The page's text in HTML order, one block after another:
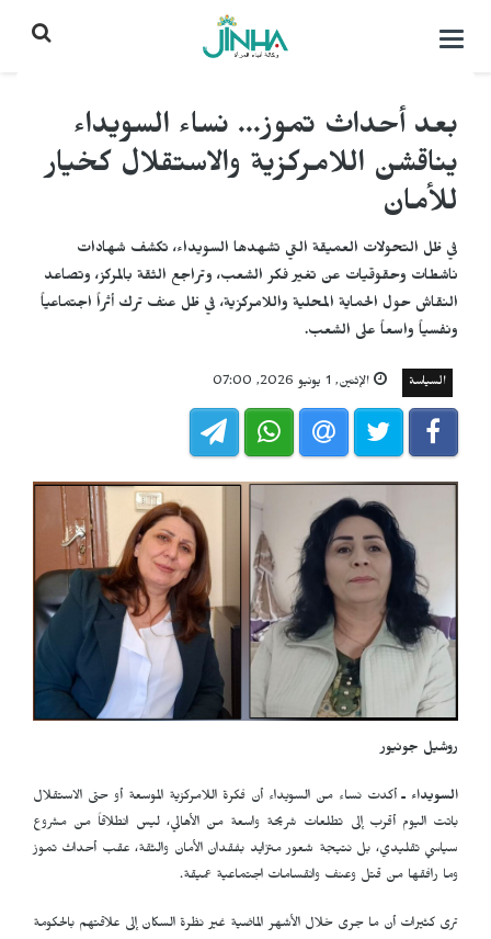
التحكم
بعد أحداث تموز... نساء السويداء
يناقشن اللامركزية والاستقلال كخيار
للأمان
في ظل التحولات العميقة التي تشهدها السويداء، تكشف شهادات
ناشطات وحقوقيات عن تغير فكر الشعب، وتراجع الثقة بالمركز، وتصاعد
النقاش حول الحماية المحلية واللامركزية، في ظل عنف ترك أثراً اجتماعياً
ونفسياً واسعاً على الشعب.
السياسة الإثنين, 1 يونيو 2026, 07:00
روشيل جونيور
السويداء ـ أكدت نساء من السويداء أن فكرة اللامركزية الموسعة أو حتى الاستقلال
باتت اليوم أقرب إلى تطلعات شريحة واسعة من الأهالي، ليس انطلاقاً من مشروع
سياسي تقليدي، بل نتيجة شعور متزايد بفقدان الأمان والثقة، عقب أحداث تموز
وما رافقها من قتل وعنف وانقسامات اجتماعية عميقة.
ترى كثيرات أن ما جرى خلال الأشهر الماضية غير نظرة السكان إلى علاقتهم بالحكومة